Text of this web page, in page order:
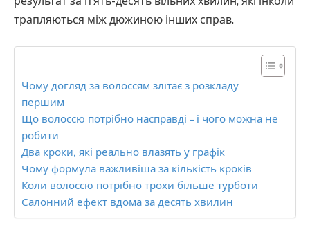
трапляються між дюжиною інших справ.
Чому догляд за волоссям злітає з розкладу
першим
Що волоссю потрібно насправді – і чого можна не
робити
Два кроки, які реально влазять у графік
Чому формула важливіша за кількість кроків
Коли волоссю потрібно трохи більше турботи
Салонний ефект вдома за десять хвилин